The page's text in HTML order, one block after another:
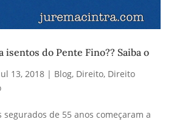
isentos do Pente Fino?? Saiba o
13, 2018| Blog, Direito, Direito
segurados de 55 anos começaram a